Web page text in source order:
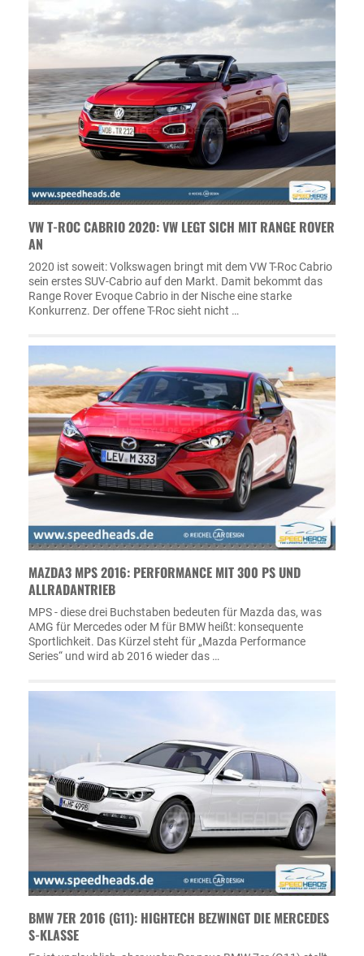
VW T-ROC CABRIO 2020: VW LEGT SICH MIT RANGE ROVER
AN
2020 ist soweit: Volkswagen bringt mit dem VW T-Roc Cabrio
sein erstes SUV-Cabrio auf den Markt. Damit bekommt das
Range Rover Evoque Cabrio in der Nische eine starke
Konkurrenz. Der offene T-Roc sieht nicht …
MAZDA3 MPS 2016: PERFORMANCE MIT 300 PS UND
ALLRADANTRIEB
MPS - diese drei Buchstaben bedeuten für Mazda das, was
AMG für Mercedes oder M für BMW heißt: konsequente
Sportlichkeit. Das Kürzel steht für „Mazda Performance
Series“ und wird ab 2016 wieder das …
BMW 7ER 2016 (G11): HIGHTECH BEZWINGT DIE MERCEDES
S-KLASSE